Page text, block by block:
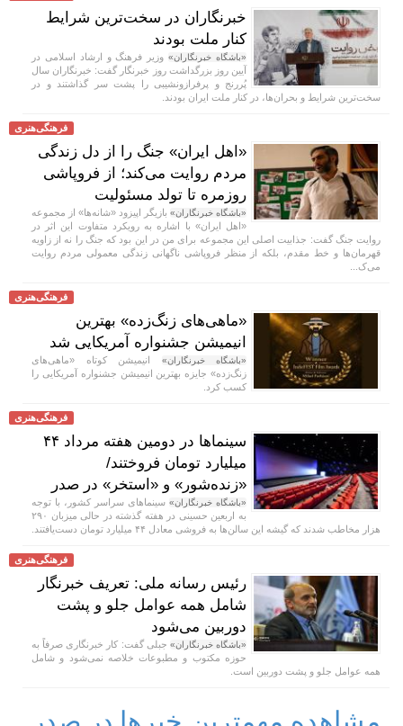
خبرنگاران در سخت‌ترین شرایط
کنار ملت بودند
«باشگاه خبرنگاران»وزیر فرهنگ و ارشاد اسلامی در
آیین روز بزرگداشت روز خبرنگار گفت: خبرنگاران سال
پُررنج و پرفرازونشیبی را پشت سر گذاشتند و در
سخت‌ترین شرایط و بحران‌ها، در کنار ملت ایران بودند.
فرهنگی‌هنری
«اهل ایران» جنگ را از دل زندگی
مردم روایت می‌کند؛ از فروپاشی
روزمره تا تولد مسئولیت
«باشگاه خبرنگاران» بازیگر اپیزود «شانه‌ها» از مجموعه
«اهل ایران» با اشاره به رویکرد متفاوت این اثر در
روایت جنگ گفت: جذابیت اصلی این مجموعه برای من در این بود که جنگ را نه از زاویه
قهرمان‌ها و خط مقدم، بلکه از منظر فروپاشی ناگهانی زندگی معمولی مردم روایت
می‌ک...
فرهنگی‌هنری
«ماهی‌های زنگ‌زده» بهترین
انیمیشن جشنواره آمریکایی شد
«باشگاه خبرنگاران» انیمیشن کوتاه «ماهی‌های
زنگ‌زده» جایزه بهترین انیمیشن جشنواره آمریکایی را
کسب کرد.
فرهنگی‌هنری
سینماها در دومین هفته‌ مرداد ۴۴
میلیارد تومان فروختند/
«زنده‌شور» و «استخر» در صدر
«باشگاه خبرنگاران» سینماهای سراسر کشور، با توجه
به اربعین حسینی در هفته‌ گذشته در حالی میزبان ۲۹۰
هزار مخاطب شدند که گیشه این سالن‌ها به فروشی معادل ۴۴ میلیارد تومان دست‌یافتند.
فرهنگی‌هنری
رئیس رسانه ملی: تعریف خبرنگار
شامل همه عوامل جلو و پشت
دوربین می‌شود
«باشگاه خبرنگاران» جبلی گفت: کار خبرنگاری صرفاً به
حوزه مکتوب و مطبوعات خلاصه نمی‌شود و شامل
همه عوامل جلو و پشت دوربین است.